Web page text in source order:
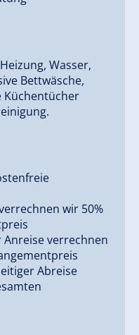
und
W-Lan steht
Sie den Tag mit
Entspannung
wir im Ferienhof
mit finnischer Sauna,
Sie zum
mit
kleinsten Gäste
Sie dürfen das
Gerlos genießen.
kennen zu
zu begeistern.
Wasser,
Bettwäsche,
Küchentücher
wir 50%
verrechnen
Abreise